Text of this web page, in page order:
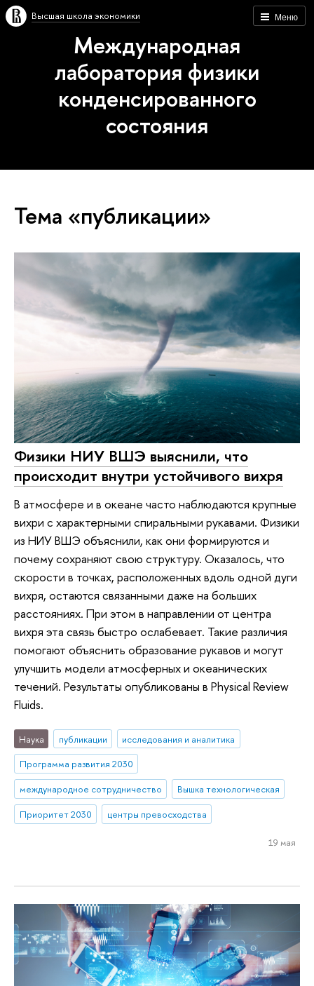
Меню
Высшая школа экономики
Международная
лаборатория физики
конденсированного
состояния
Тема «публикации»
Физики НИУ ВШЭ выяснили, что
происходит внутри устойчивого вихря
В атмосфере и в океане часто наблюдаются крупные
вихри с характерными спиральными рукавами. Физики
из НИУ ВШЭ объяснили, как они формируются и
почему сохраняют свою структуру. Оказалось, что
скорости в точках, расположенных вдоль одной дуги
вихря, остаются связанными даже на больших
расстояниях. При этом в направлении от центра
вихря эта связь быстро ослабевает. Такие различия
помогают объяснить образование рукавов и могут
улучшить модели атмосферных и океанических
течений. Результаты опубликованы в Physical Review
Fluids.
Наука публикации
исследования и аналитика
Программа развития 2030
международное сотрудничество
Вышка технологическая
Приоритет 2030
центры превосходства
19 мая